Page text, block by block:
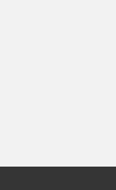
V. Listening.